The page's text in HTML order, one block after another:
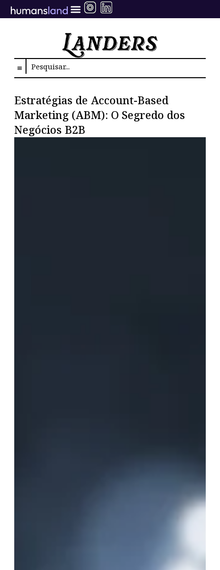
para
Search
Estratégias de Account-Based
Marketing (ABM): O Segredo dos
Negócios B2B